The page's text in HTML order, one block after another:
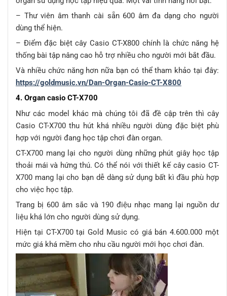
– Thư viên âm thanh cài sẵn 600 âm đa dạng cho người
dùng thể hiện.
– Điểm đặc biệt cây Casio CT-X800 chính là chức năng hệ
thống bài tập nâng cao hỗ trợ nhiều cho người mới bắt đầu.
Và nhiều chức năng hơn nữa bạn có thể tham khảo tại đây:
https://goldmusic.vn/Dan-Organ-Casio-CT-X800
4. Organ casio CT-X700
Như các model khác mà chúng tôi đã đề cập trên thì cây
Casio CT-X700 thu hút khá nhiều người dùng đặc biệt phù
hợp với người đang học tập chơi đàn organ.
CT-X700 mang lại cho người dùng những phút giây học tập
thoải mái và hứng thú. Có thể nói với thiết kế cây casio CT-
X700 mang lại cho bạn dễ dàng sử dụng bất kì đầu phù hợp
cho việc học tập.
Trang bị 600 âm sắc và 190 điệu nhạc mang lại nguồn dư
liệu khá lớn cho người dùng sử dụng.
Hiện tại CT-X700 tại Gold Music có giá bán 4.600.000 một
mức giá khá mềm cho nhu cầu người mới học chơi đàn.